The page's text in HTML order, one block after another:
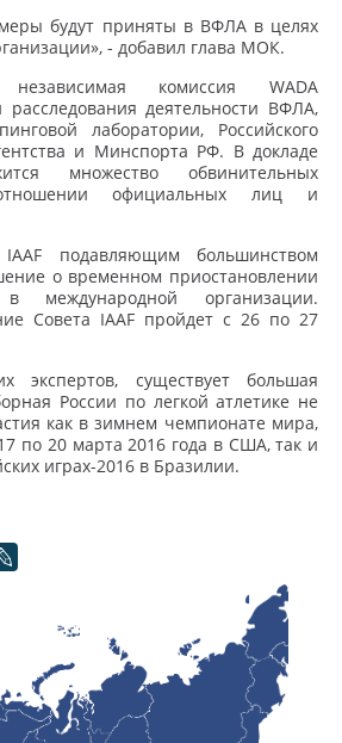
будут приняты в ВФЛА в целях
- добавил глава МОК.
комиссия WADA
расследования деятельности ВФЛА,
лаборатории, Российского
и Минспорта РФ. В докладе
множество обвинительных
официальных лиц и
подавляющим большинством
о временном приостановлении
международной организации.
Совета IAAF пройдет с 26 по 27
существует большая
России по легкой атлетике не
как в зимнем чемпионате мира,
по 20 марта 2016 года в США, так и
играх-2016 в Бразилии.